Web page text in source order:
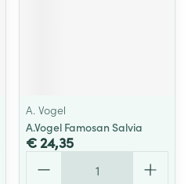
A. Vogel
A.Vogel Famosan Salvia
€ 24,35